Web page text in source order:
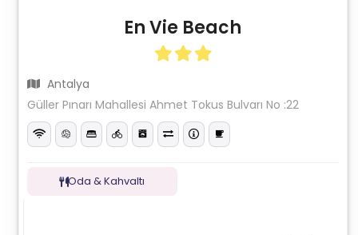
En Vie Beach
Antalya
Güller Pınarı Mahallesi Ahmet Tokus Bulvarı No :22
Oda & Kahvaltı